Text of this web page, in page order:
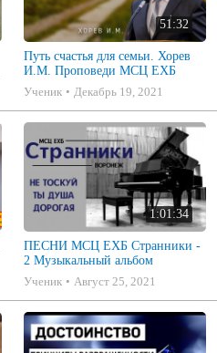
51:32
Путь счастья для семьи. Хорев
И.М. Проповеди МСЦ ЕХБ
Ученик
Декабрь 19, 2021
1:01:34
ПЕСНИ МСЦ ЕХБ Странники -
2 Музыкальный альбом
Ученик
Август 25, 2021